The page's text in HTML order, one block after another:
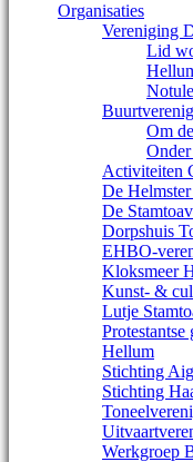
Organisaties
Vereniging
Lid
Om
Activiteiten
De
De
Dorpshuis
EHBO-
Kloksmeer
Kunst- &
Lutje
Hellum
Stichting
Stichting
Werkgroep